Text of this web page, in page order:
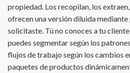
propiedad. Los recopilan, los
ofrecen una versión diluida mediante
solicitaste. Tú no conoces a tu
puedes segmentar según los
flujos de trabajo según los cambios
paquetes de productos